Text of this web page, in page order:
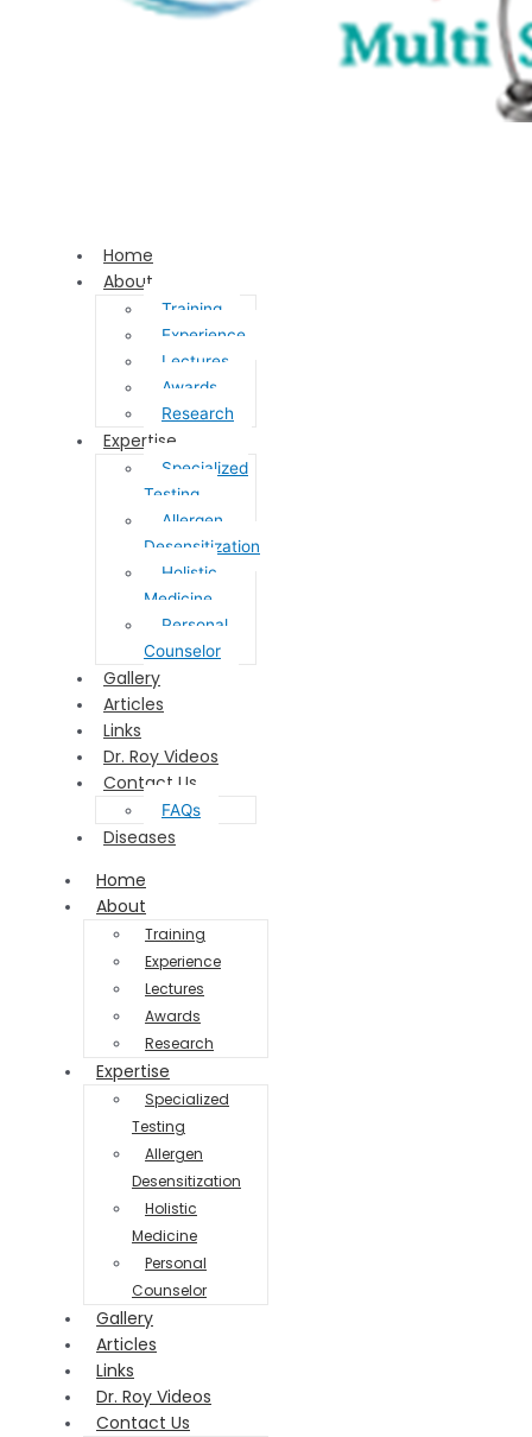
Home
About
Training
Experience
Lectures
Awards
Research
Expertise
Specialized
Testing
Allergen
Desensitization
Holistic
Medicine
Personal
Counselor
Gallery
Articles
Links
Dr. Roy Videos
Contact Us
FAQs
Diseases
Home
About
Training
Experience
Lectures
Awards
Research
Expertise
Specialized
Testing
Allergen
Desensitization
Holistic
Medicine
Personal
Counselor
Gallery
Articles
Links
Dr. Roy Videos
Contact Us